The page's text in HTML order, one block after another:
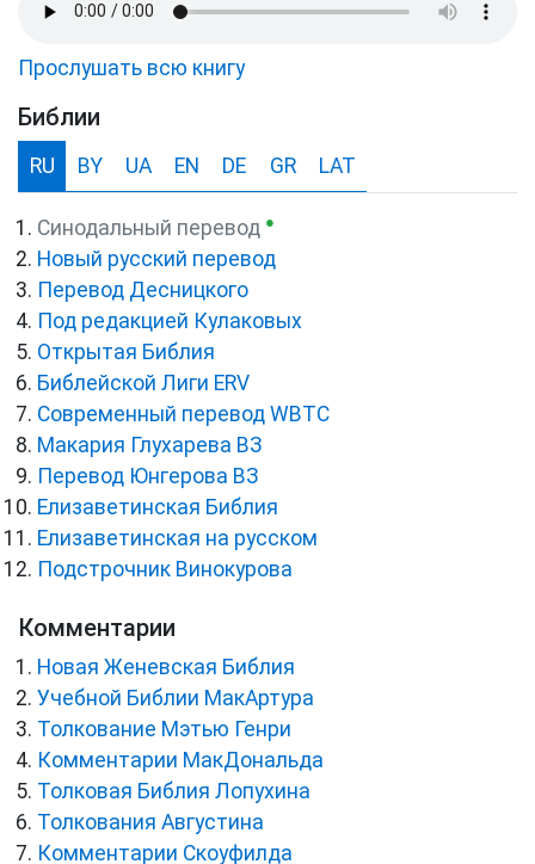
Прослушать всю книгу
Библии
RU BY UA EN DE GR LAT
Синодальный перевод ●
Новый русский перевод
Перевод Десницкого
Под редакцией Кулаковых
Открытая Библия
Библейской Лиги ERV
Cовременный перевод WBTC
Макария Глухарева ВЗ
Перевод Юнгерова ВЗ
Елизаветинская Библия
Елизаветинская на русском
Подстрочник Винокурова
Комментарии
Новая Женевская Библия
Учебной Библии МакАртура
Толкование Мэтью Генри
Комментарии МакДональда
Толковая Библия Лопухина
Толкования Августина
Комментарии Скоуфилда